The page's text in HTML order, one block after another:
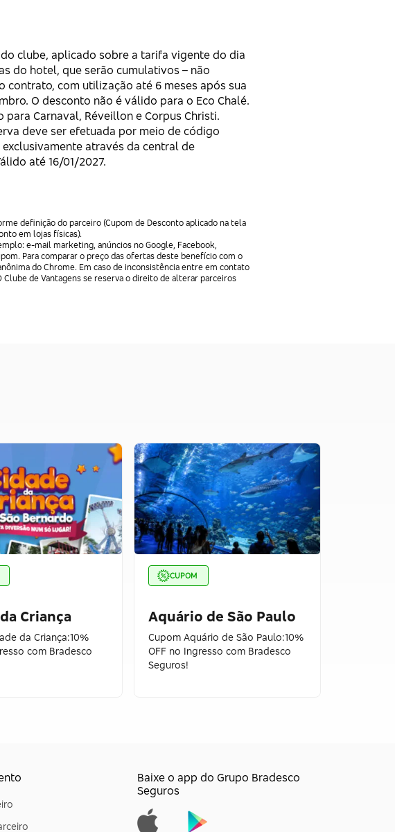
clube, aplicado sobre a tarifa vigente do dia
do hotel, que serão cumulativos – não
contrato, com utilização até 6 meses após sua
O desconto não é válido para o Eco Chalé.
Carnaval, Réveillon e Corpus Christi.
deve ser efetuada por meio de código
através da central de
até 16/01/2027.
definição do parceiro (Cupom de Desconto aplicado na tela
em lojas físicas).
e-mail marketing, anúncios no Google, Facebook,
Para comparar o preço das ofertas deste benefício com o
do Chrome. Em caso de inconsistência entre em contato
Clube de Vantagens se reserva o direito de alterar parceiros
Criança
da Criança:10%
com Bradesco
CUPOM
Aquário de São Paulo
Cupom Aquário de São Paulo:10%
OFF no Ingresso com Bradesco
Seguros!
Baixe o app do Grupo Bradesco
Seguros